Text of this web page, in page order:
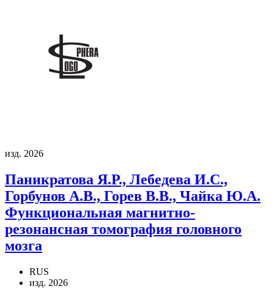
изд. 2026
Паникратова Я.Р., Лебедева И.С.,
Горбунов А.В., Горев В.В., Чайка Ю.А.
Функциональная магнитно-
резонансная томография головного
мозга
RUS
изд. 2026